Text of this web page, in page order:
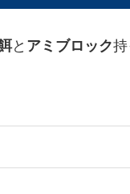
と アミブロック